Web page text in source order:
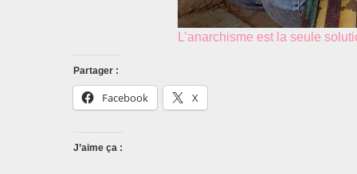
L’anarchisme est la seule
Partager :
Facebook X
J’aime ça :